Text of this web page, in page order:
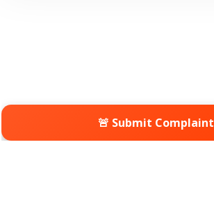
🚨 Submit Complaint